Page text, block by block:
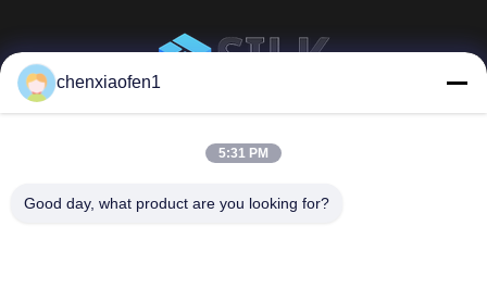
camino de seda de Pekín
Enlaces
Contacta con nosotros
chenxiaofen1
5:31 PM
Good day, what product are you looking for?